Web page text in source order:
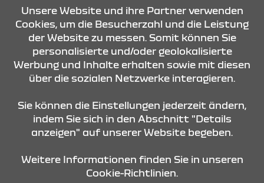
09:00 Uhr - 13:00 Uhr
KONTAKT & ANFAHRT
Unsere Website und ihre Partner verwenden
Cookies, um die Besucherzahl und die Leistung
der Website zu messen. Somit können Sie
personalisierte und/oder geolokalisierte
Werbung und Inhalte erhalten sowie mit diesen
über die sozialen Netzwerke interagieren.
Sie können die Einstellungen jederzeit ändern,
indem Sie sich in den Abschnitt "Details
anzeigen" auf unserer Website begeben.
Weitere Informationen finden Sie in unseren
Cookie-Richtlinien.